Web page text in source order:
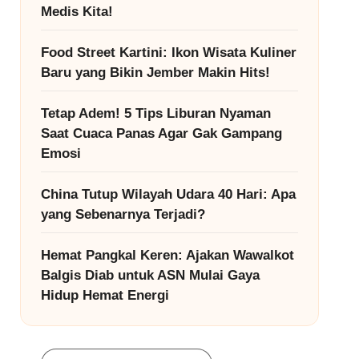
Medis Kita!
Food Street Kartini: Ikon Wisata Kuliner
Baru yang Bikin Jember Makin Hits!
Tetap Adem! 5 Tips Liburan Nyaman
Saat Cuaca Panas Agar Gak Gampang
Emosi
China Tutup Wilayah Udara 40 Hari: Apa
yang Sebenarnya Terjadi?
Hemat Pangkal Keren: Ajakan Wawalkot
Balgis Diab untuk ASN Mulai Gaya
Hidup Hemat Energi